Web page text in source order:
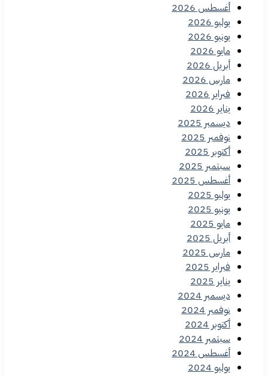
أغسطس 2026
يوليو 2026
يونيو 2026
مايو 2026
أبريل 2026
مارس 2026
فبراير 2026
يناير 2026
ديسمبر 2025
نوفمبر 2025
أكتوبر 2025
سبتمبر 2025
أغسطس 2025
يوليو 2025
يونيو 2025
مايو 2025
أبريل 2025
مارس 2025
فبراير 2025
يناير 2025
ديسمبر 2024
نوفمبر 2024
أكتوبر 2024
سبتمبر 2024
أغسطس 2024
يوليو 2024